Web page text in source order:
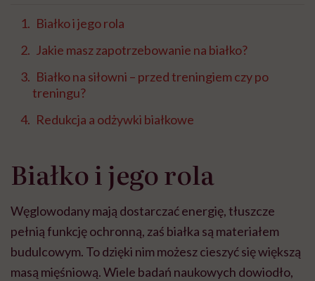
Białko i jego rola
Jakie masz zapotrzebowanie na białko?
Białko na siłowni – przed treningiem czy po
treningu?
Redukcja a odżywki białkowe
Białko i jego rola
Węglowodany mają dostarczać energię, tłuszcze
pełnią funkcję ochronną, zaś białka są materiałem
budulcowym. To dzięki nim możesz cieszyć się większą
masą mięśniową. Wiele badań naukowych dowiodło,